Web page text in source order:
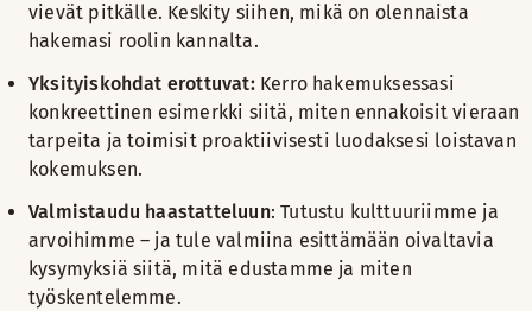
vievät pitkälle. Keskity siihen, mikä on olennaista
hakemasi roolin kannalta.
Yksityiskohdat erottuvat: Kerro hakemuksessasi
konkreettinen esimerkki siitä, miten ennakoisit vieraan
tarpeita ja toimisit proaktiivisesti luodaksesi loistavan
kokemuksen.
Valmistaudu haastatteluun:Tutustu kulttuuriimme ja
arvoihimme – ja tule valmiina esittämään oivaltavia
kysymyksiä siitä, mitä edustamme ja miten
työskentelemme.